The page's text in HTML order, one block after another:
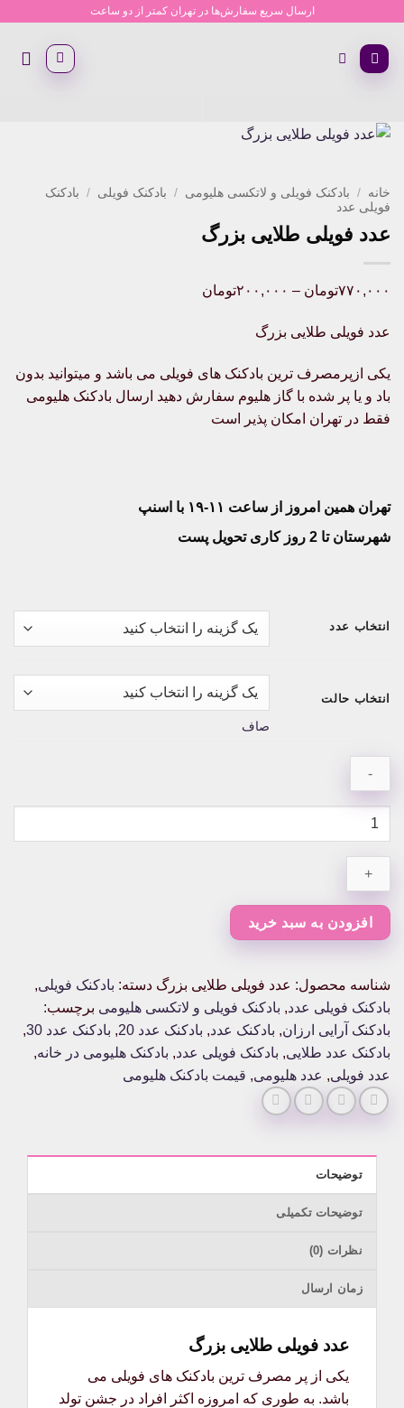
content
ارسال سریع سفارش‌ها در تهران کمتر از دو ساعت
خانه / بادکنک فویلی و لاتکسی هلیومی / بادکنک فویلی / بادکنک
فویلی عدد
عدد فویلی طلایی بزرگ
۷۷۰,۰۰۰تومان – ۲۰۰,۰۰۰تومان
۷۷۰,۰۰۰تومان
عدد فویلی طلایی بزرگ
یکی ازپرمصرف ترین بادکنک های فویلی می باشد و میتوانید بدون
باد و یا پر شده با گاز هلیوم سفارش دهید ارسال بادکنک هلیومی
فقط در تهران امکان پذیر است
تهران همین امروز از ساعت ۱۱-۱۹ با اسنپ
شهرستان تا 2 روز کاری تحویل پست
انتخاب عدد
انتخاب حالت
صاف
عدد
طلایی
بزرگ
افزودن به سبد خرید
شناسه محصول: عدد فویلی طلایی بزرگ دسته: بادکنک فویلی,
بادکنک فویلی عدد, بادکنک فویلی و لاتکسی هلیومی برچسب:
بادکنک آرایی ارزان, بادکنک عدد, بادکنک عدد 20 , بادکنک عدد 30
,
بادکنک عدد طلایی, بادکنک فویلی عدد, بادکنک هلیومی در خانه,
عدد فویلی, عدد هلیومی, قیمت بادکنک هلیومی
توضیحات
توضیحات تکمیلی
نظرات (0)
زمان ارسال
عدد فویلی طلایی بزرگ
یکی از پر مصرف ترین بادکنک های فویلی می
باشد. به طوری که امروزه اکثر افراد در جشن تولد